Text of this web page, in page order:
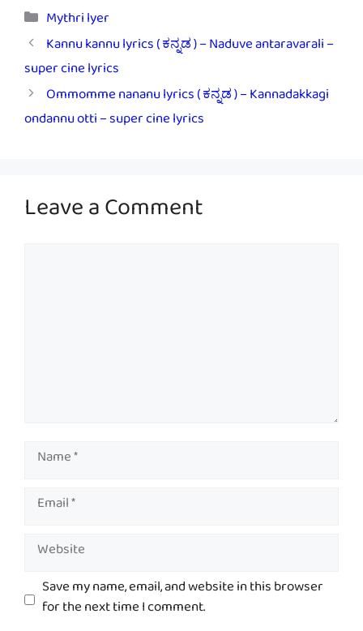
Categories
Mythri lyer
Kannu kannu lyrics ( ಕನ್ನಡ ) – Naduve antaravarali –
super cine lyrics
Ommomme nananu lyrics ( ಕನ್ನಡ ) – Kannadakkagi
ondannu otti – super cine lyrics
Leave a Comment
Name
Email
Website
Save my name, email, and website in this browser
for the next time I comment.